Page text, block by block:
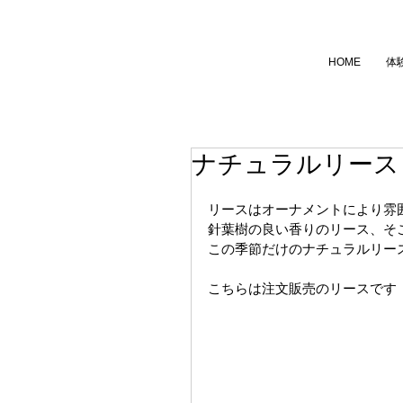
HOME 体
ナチュラルリース
リースはオーナメントにより雰
針葉樹の良い香りのリース、
この季節だけのナチュラルリー
こちらは注文販売のリースで